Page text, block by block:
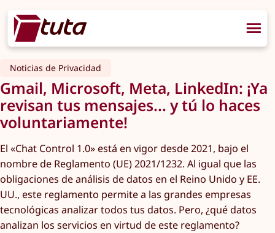
Noticias de Privacidad
Gmail, Microsoft, Meta, LinkedIn: ¡Ya
revisan tus mensajes... y tú lo haces
voluntariamente!
El «Chat Control 1.0» está en vigor desde 2021, bajo el
nombre de Reglamento (UE) 2021/1232. Al igual que las
obligaciones de análisis de datos en el Reino Unido y EE.
UU., este reglamento permite a las grandes empresas
tecnológicas analizar todos tus datos. Pero, ¿qué datos
analizan los servicios en virtud de este reglamento?